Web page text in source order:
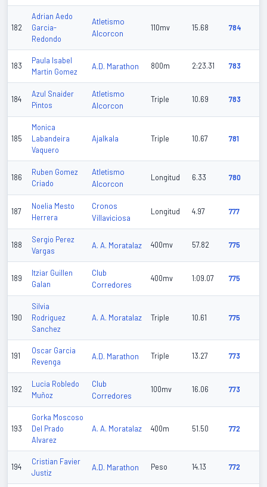
182
Adrian Aedo
Garcia-
Redondo
Atletismo
Alcorcon
110mv 15.68 784
183
Paula Isabel
Martin Gomez
A.D. Marathon 800m 2:23.31 783
184
Azul Snaider
Pintos
Atletismo
Alcorcon
Triple 10.69 783
185
Monica
Labandeira
Vaquero
Ajalkala Triple 10.67 781
186
Ruben Gomez
Criado
Atletismo
Alcorcon
Longitud 6.33 780
187
Noelia Mesto
Herrera
Cronos
Villaviciosa
Longitud 4.97 777
188
Sergio Perez
Vargas
A. A. Moratalaz 400mv 57.82 775
189
Itziar Guillen
Galan
Club
Corredores
400mv 1:09.07 775
190
Silvia
Rodriguez
Sanchez
A. A. Moratalaz Triple 10.61 775
191
Oscar Garcia
Revenga
A.D. Marathon Triple 13.27 773
192
Lucia Robledo
Muñoz
Club
Corredores
100mv 16.06 773
193
Gorka Moscoso
Del Prado
Alvarez
A. A. Moratalaz 400m 51.50 772
194
Cristian Favier
Justiz
A.D. Marathon Peso 14.13 772